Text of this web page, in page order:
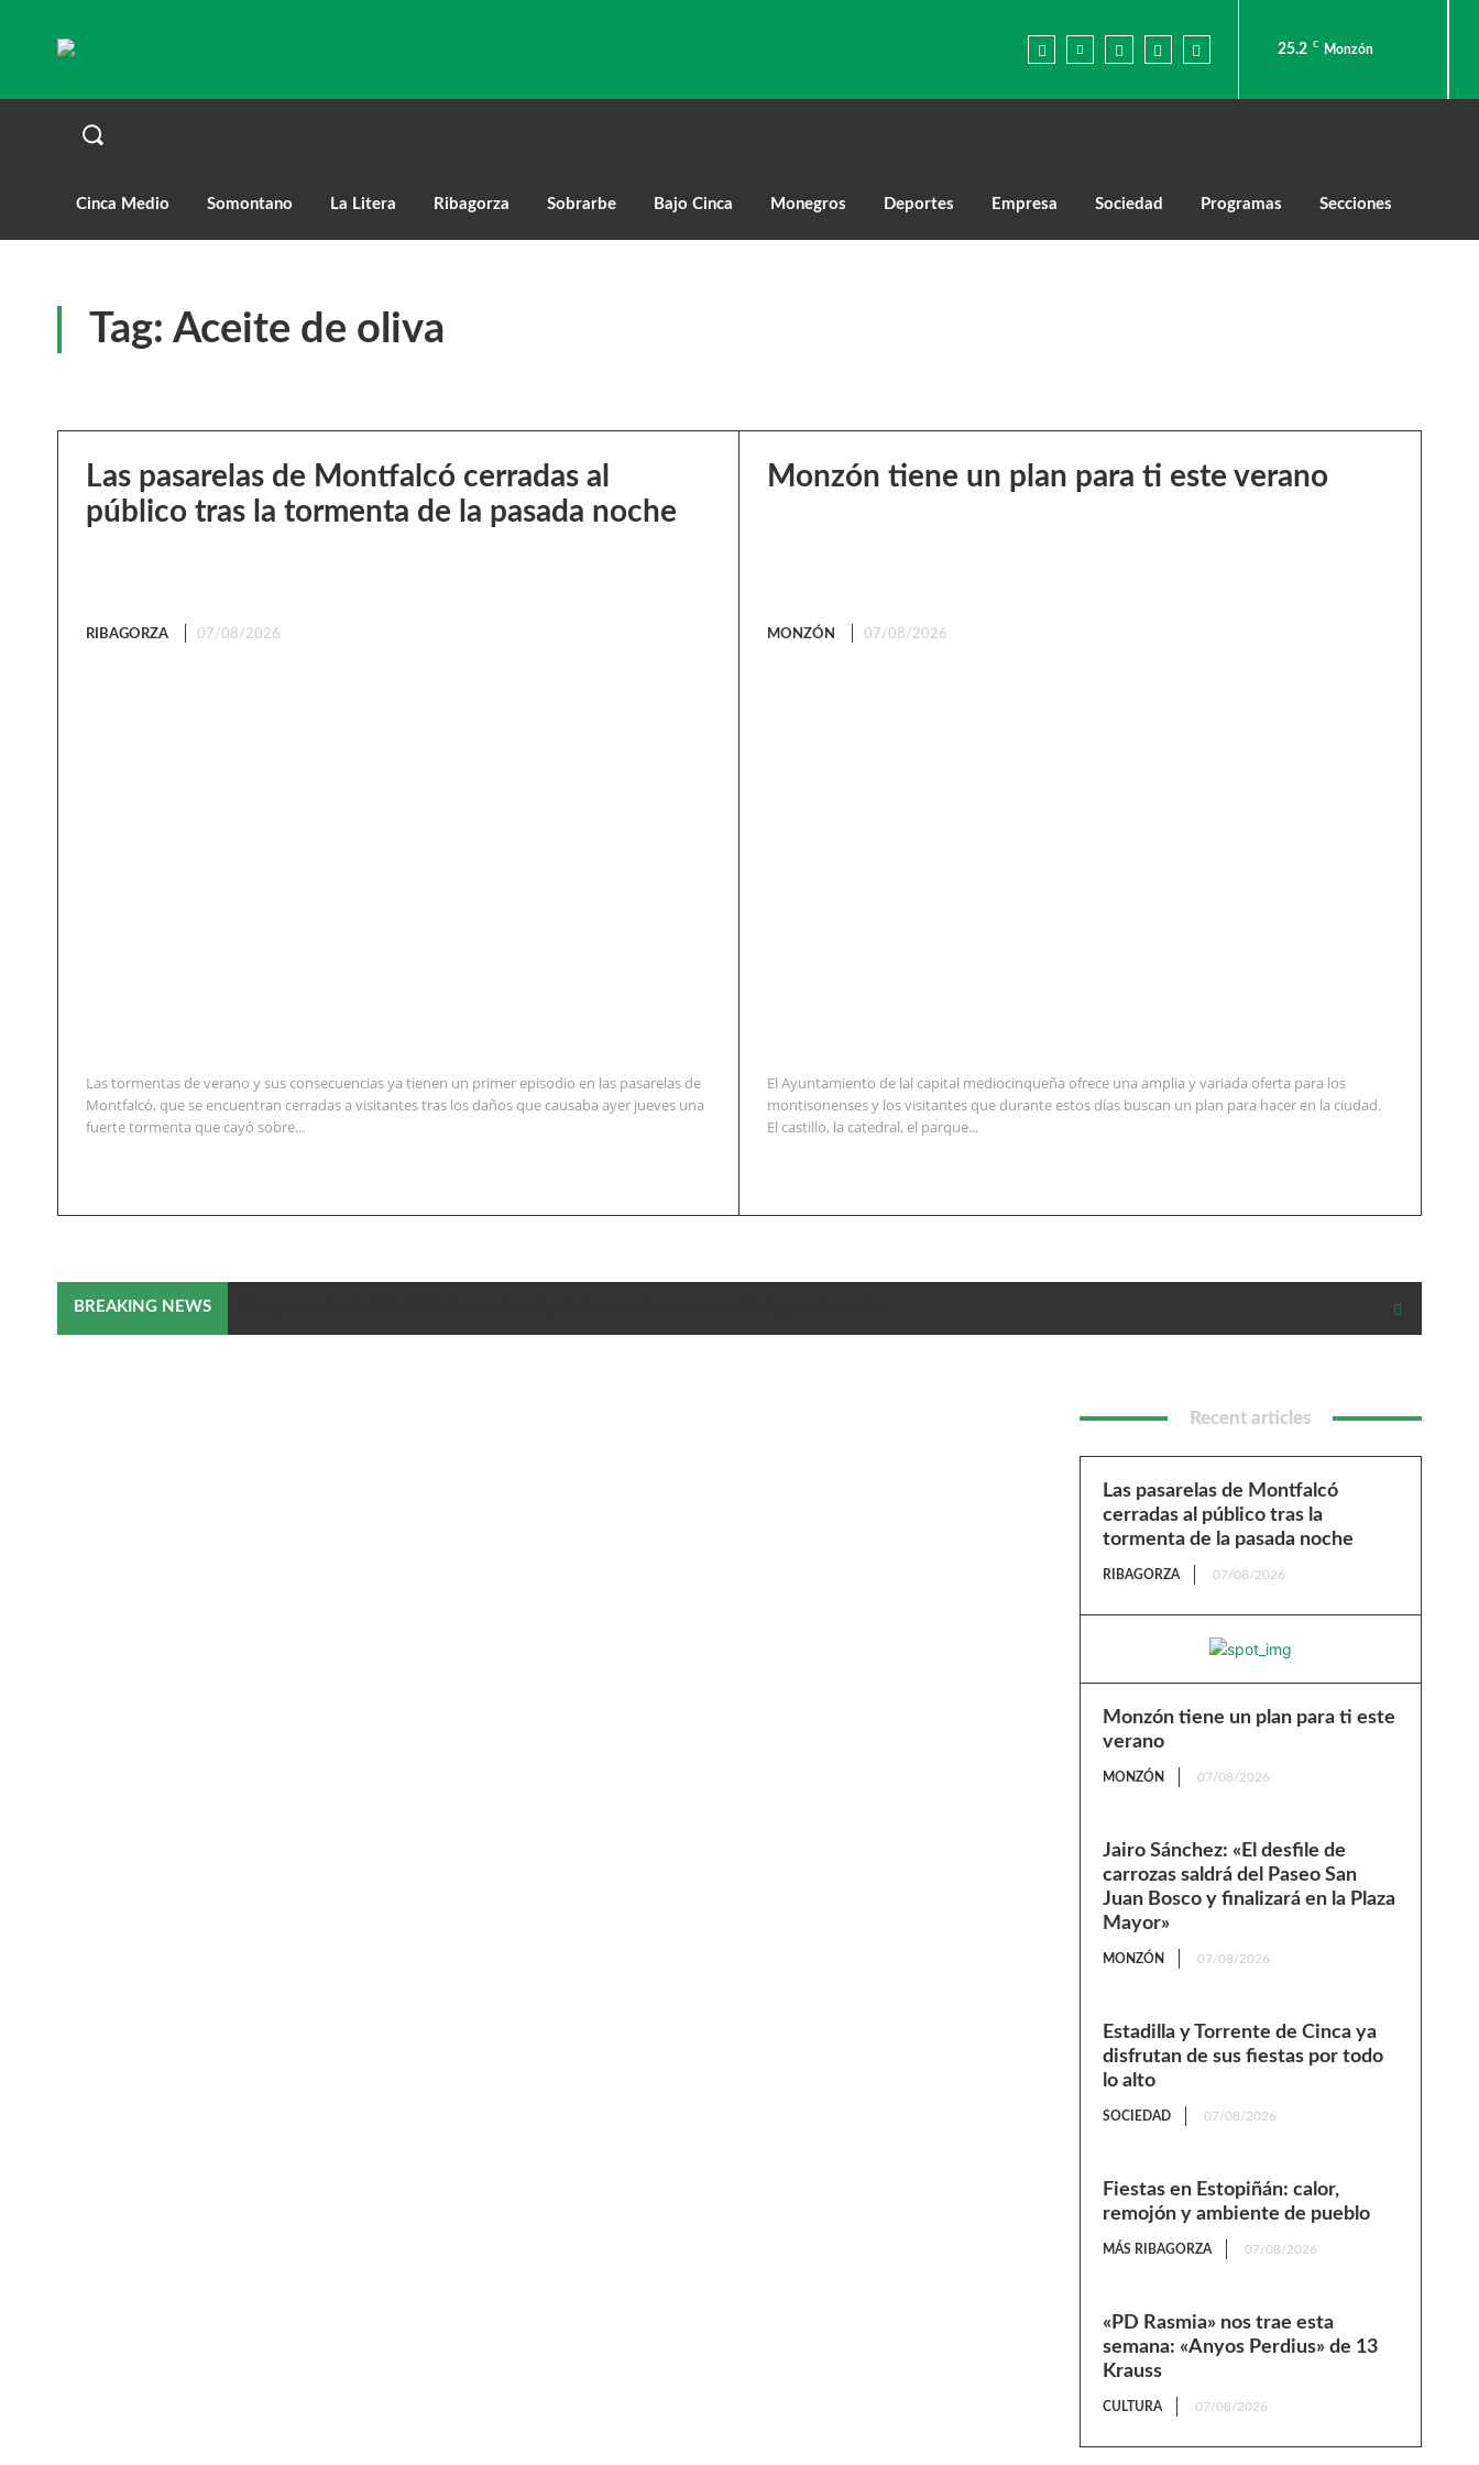
25.2 C Monzón
Cinca Medio Somontano La Litera Ribagorza Sobrarbe Bajo Cinca Monegros Deportes Empresa Sociedad Programas Secciones
Tag: Aceite de oliva
Las pasarelas de Montfalcó cerradas al
público tras la tormenta de la pasada noche
RIBAGORZA 07/08/2026
Las tormentas de verano y sus consecuencias ya tienen un primer episodio en las pasarelas de
Montfalcó, que se encuentran cerradas a visitantes tras los daños que causaba ayer jueves una
fuerte tormenta que cayó sobre...
Monzón tiene un plan para ti este verano
MONZÓN 07/08/2026
El Ayuntamiento de lal capital mediocinqueña ofrece una amplia y variada oferta para los
montisonenses y los visitantes que durante estos días buscan un plan para hacer en la ciudad.
El castillo, la catedral, el parque...
BREAKING NEWS
Recent articles
Las pasarelas de Montfalcó
cerradas al público tras la
tormenta de la pasada noche
RIBAGORZA 07/08/2026
Monzón tiene un plan para ti este
verano
MONZÓN 07/08/2026
Jairo Sánchez: «El desfile de
carrozas saldrá del Paseo San
Juan Bosco y finalizará en la Plaza
Mayor»
MONZÓN 07/08/2026
Estadilla y Torrente de Cinca ya
disfrutan de sus fiestas por todo
lo alto
SOCIEDAD 07/08/2026
Fiestas en Estopiñán: calor,
remojón y ambiente de pueblo
MÁS RIBAGORZA 07/08/2026
«PD Rasmia» nos trae esta
semana: «Anyos Perdius» de 13
Krauss
CULTURA 07/08/2026